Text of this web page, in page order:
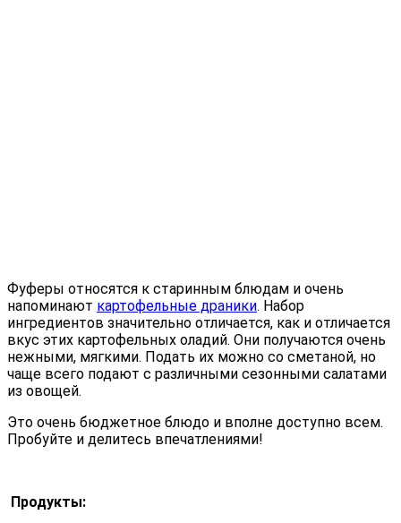
Фуферы относятся к старинным блюдам и очень
напоминают картофельные драники. Набор
ингредиентов значительно отличается, как и отличается
вкус этих картофельных оладий. Они получаются очень
нежными, мягкими. Подать их можно со сметаной, но
чаще всего подают с различными сезонными салатами
из овощей.
Это очень бюджетное блюдо и вполне доступно всем.
Пробуйте и делитесь впечатлениями!
Продукты: